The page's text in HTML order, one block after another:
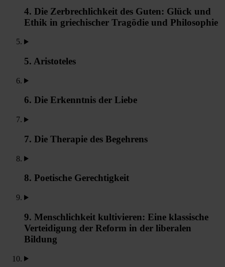
4. Die Zerbrechlichkeit des Guten: Glück und
Ethik in griechischer Tragödie und Philosophie
5. Aristoteles
6. Die Erkenntnis der Liebe
7. Die Therapie des Begehrens
8. Poetische Gerechtigkeit
9. Menschlichkeit kultivieren: Eine klassische
Verteidigung der Reform in der liberalen
Bildung